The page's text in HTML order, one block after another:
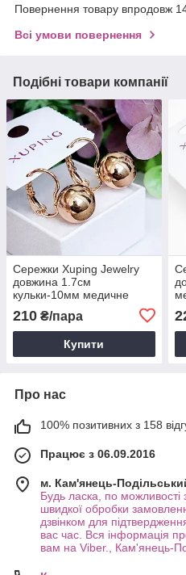
Повернення товару впродовж
Всі умови повернення
Подібні товари компанії
Сережки Xuping Jewelry
довжина 1.7см
кульки-10мм медичне
золото позолота 18К с994
210 ₴/пара
Купити
Про нас
100% позитивних з 158
Працює з 06.09.2016
м. Кам'янець-
Будь ласка, по
швидкої обробки
дзвінком для
вас час. Вся інформація
вам на Viber., Кам'янець-